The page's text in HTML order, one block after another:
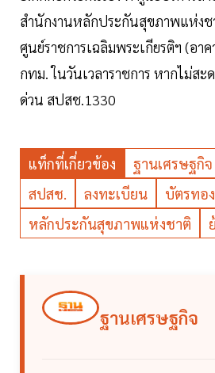
สำนักงานหลักประกันสุขภาพแห่ง
ศูนย์ราชการเฉลิมพระเกียรติฯ (อา
กทม. ในวันเวลาราชการ หากไม่สะ
ด่วน สปสช.1330
แท็กที่เกี่ยวข้อง ฐานเศรษฐกิจ
สปสช.
ลงทะเบียน บัตรทอง
หลักประกันสุขภาพแห่งชาติ
ฐานเศรษฐกิจ